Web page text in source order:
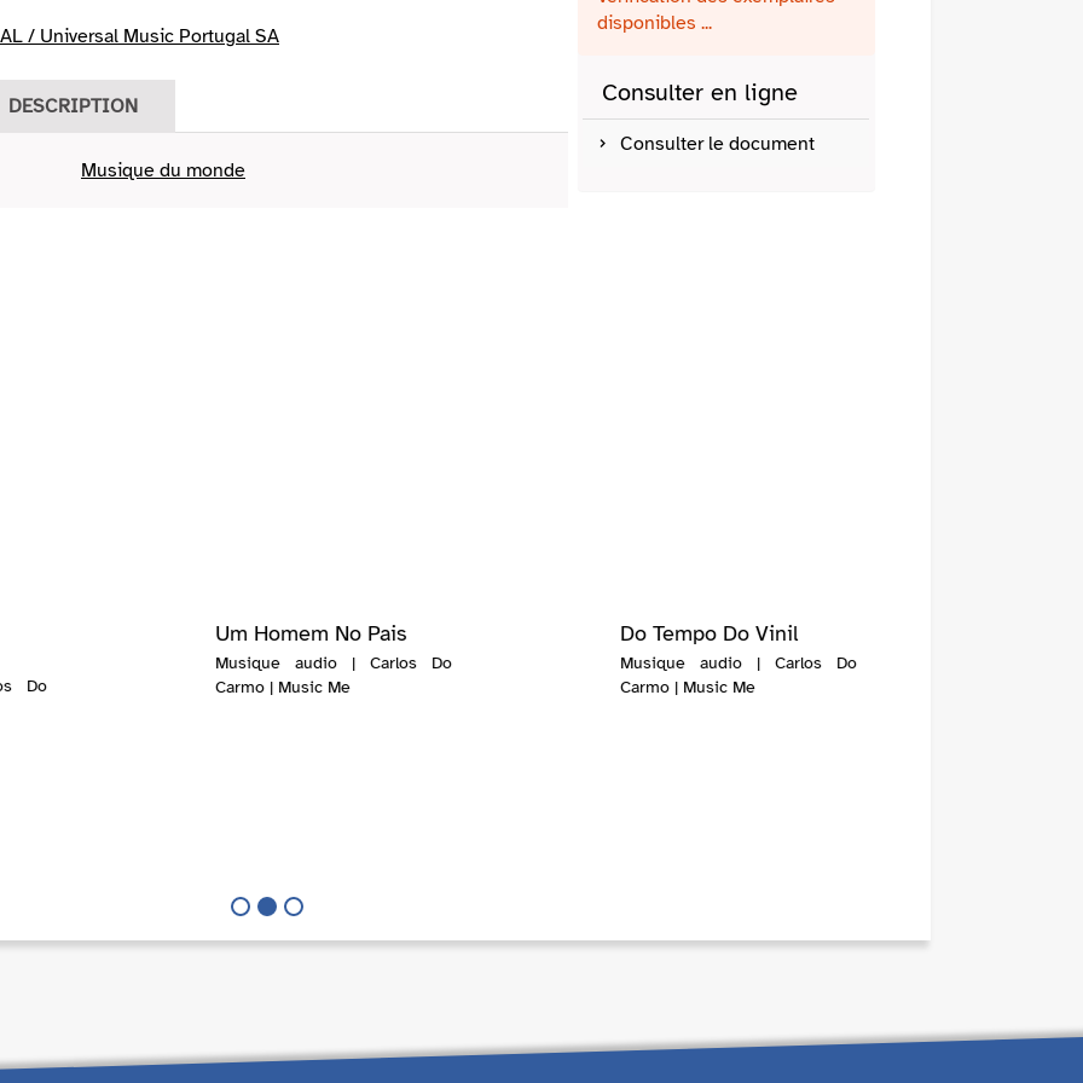
/ Universal Music Portugal SA
DESCRIPTION
Musique du monde
disponibles ...
Consulter en ligne
Consulter le document
Um Homem No Pais
Musique audio | Carlos Do
Carmo | Music Me
Do Tempo Do Vinil
Musique audio | Carlos Do
Carmo | Music Me
Do